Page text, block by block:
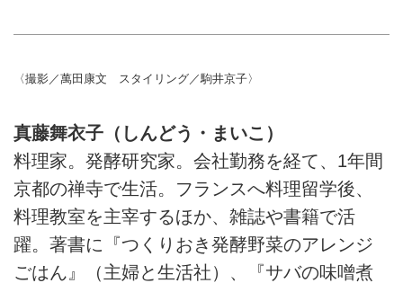
〈撮影／萬田康文 スタイリング／駒井京子〉
真藤舞衣子（しんどう・まいこ）
料理家。発酵研究家。会社勤務を経て、1年間
京都の禅寺で生活。フランスへ料理留学後、
料理教室を主宰するほか、雑誌や書籍で活
躍。著書に『つくりおき発酵野菜のアレンジ
ごはん』（主婦と生活社）、『サバの味噌煮